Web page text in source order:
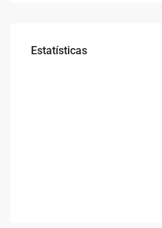
Estatísticas